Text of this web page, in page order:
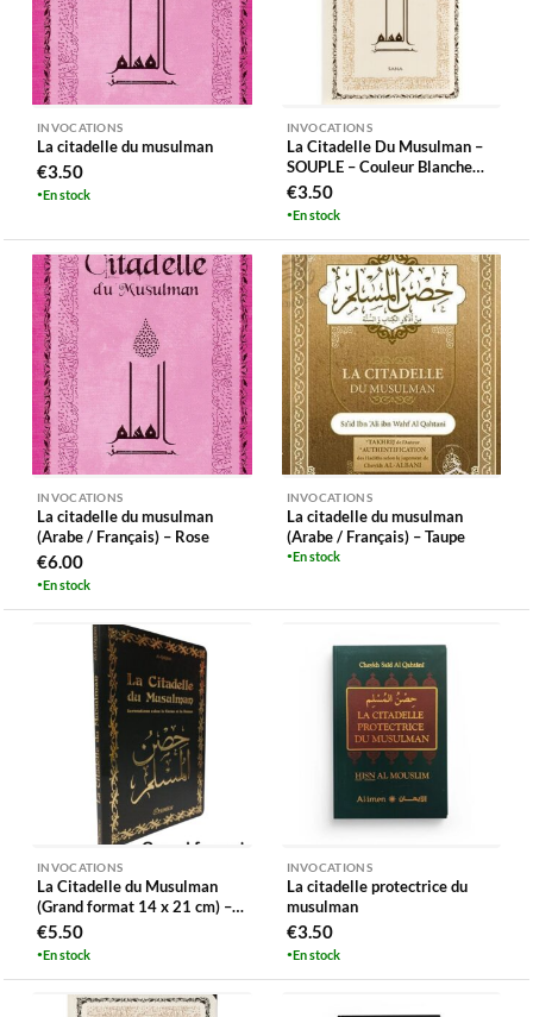
INVOCATIONS
La citadelle du musulman
€3.50
En stock
INVOCATIONS
La Citadelle Du Musulman –
SOUPLE – Couleur Blanche
Crème
€3.50
En stock
INVOCATIONS
La citadelle du musulman
(Arabe / Français) – Rose
€6.00
En stock
INVOCATIONS
La citadelle du musulman
(Arabe / Français) – Taupe
En stock
INVOCATIONS
La Citadelle du Musulman
(Grand format 14 x 21 cm) –
Couverture noire dorée (fr-ar-
ph)
€5.50
En stock
INVOCATIONS
La citadelle protectrice du
musulman
€3.50
En stock